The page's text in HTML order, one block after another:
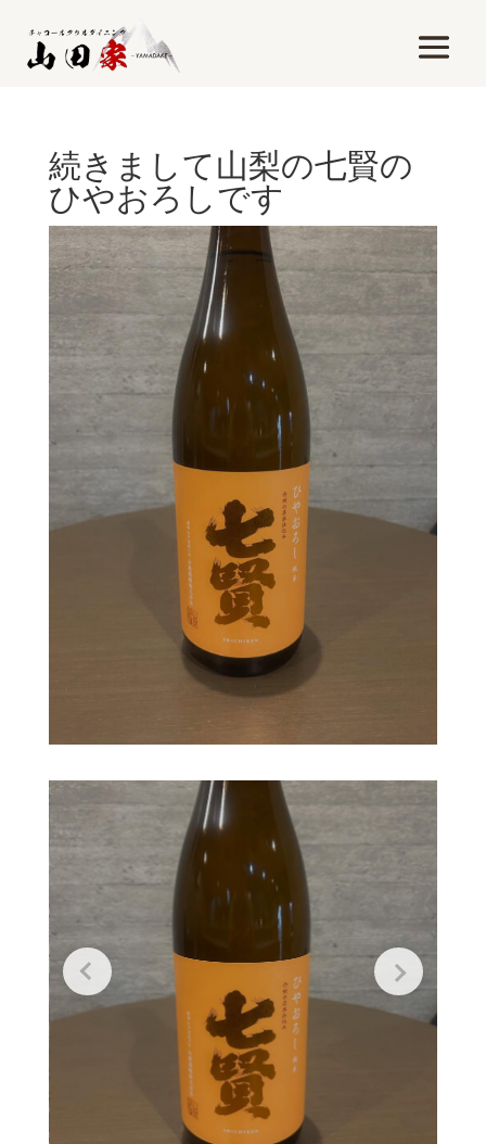
続きまして山梨の七賢の
ひやおろしです